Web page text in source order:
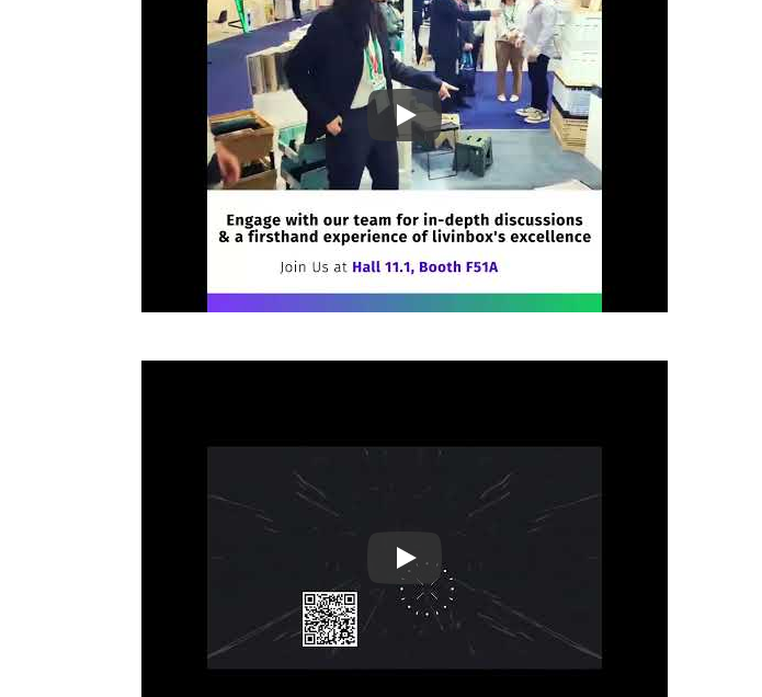
Ambiente 2024 : La vitrine captivante de livinbox
Ambiente 2024 : La vitrine captivante de livinbox